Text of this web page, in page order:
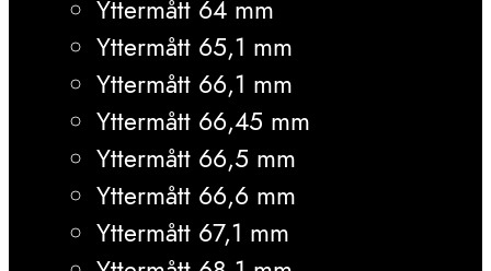
Yttermått 64 mm
Yttermått 65,1 mm
Yttermått 66,1 mm
Yttermått 66,45 mm
Yttermått 66,5 mm
Yttermått 66,6 mm
Yttermått 67,1 mm